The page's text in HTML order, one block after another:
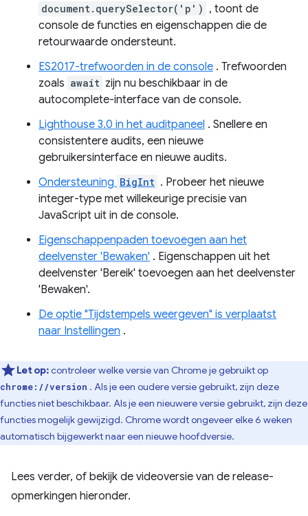
document.querySelector('p') , toont de
console de functies en eigenschappen die de
retourwaarde ondersteunt.
ES2017-trefwoorden in de console . Trefwoorden
zoals await zijn nu beschikbaar in de
autocomplete-interface van de console.
Lighthouse 3.0 in het auditpaneel . Snellere en
consistentere audits, een nieuwe
gebruikersinterface en nieuwe audits.
Ondersteuning BigInt . Probeer het nieuwe
integer-type met willekeurige precisie van
JavaScript uit in de console.
Eigenschappenpaden toevoegen aan het
deelvenster 'Bewaken' . Eigenschappen uit het
deelvenster 'Bereik' toevoegen aan het deelvenster
'Bewaken'.
De optie "Tijdstempels weergeven" is verplaatst
naar Instellingen .
Let op:controleer welke versie van Chrome je gebruikt op
chrome://version . Als je een oudere versie gebruikt, zijn deze
functies niet beschikbaar. Als je een nieuwere versie gebruikt, zijn deze
functies mogelijk gewijzigd. Chrome wordt ongeveer elke 6 weken
automatisch bijgewerkt naar een nieuwe hoofdversie.
Lees verder, of bekijk de videoversie van de release-
opmerkingen hieronder.